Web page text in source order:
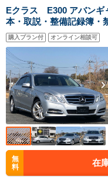
Eクラス E300 アバン
本・取説・整備記録簿・
ヒーター・パワーシート
Bluetooth・バックカメラ
ランスソナー
購入プラン付 オンライン相談可
無
料
在